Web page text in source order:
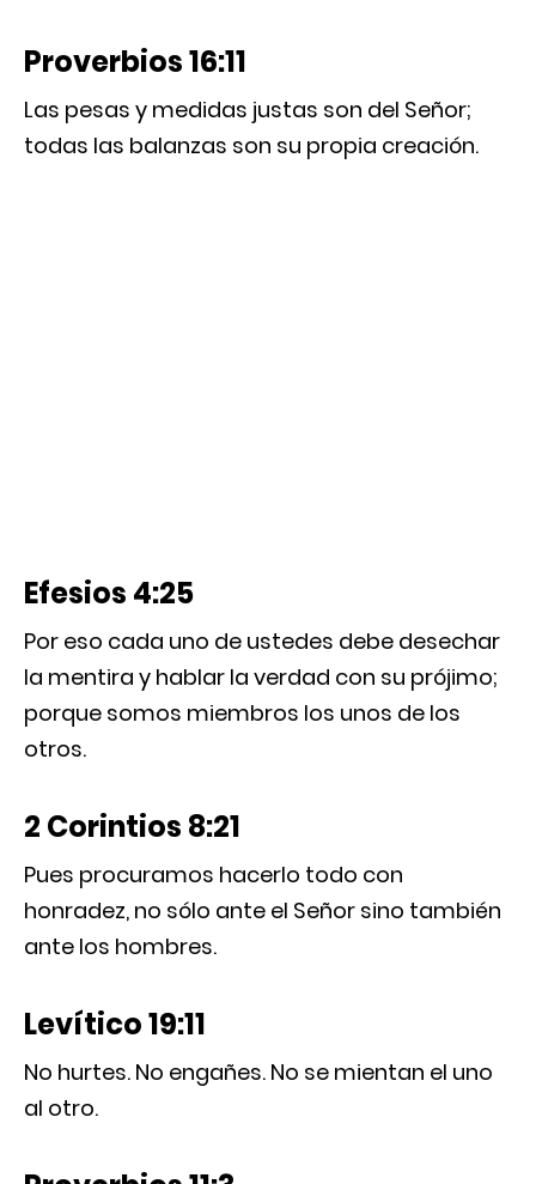
Proverbios 16:11
Las pesas y medidas justas son del Señor;
todas las balanzas son su propia creación.
Efesios 4:25
Por eso cada uno de ustedes debe desechar
la mentira y hablar la verdad con su prójimo;
porque somos miembros los unos de los
otros.
2 Corintios 8:21
Pues procuramos hacerlo todo con
honradez, no sólo ante el Señor sino también
ante los hombres.
Levítico 19:11
No hurtes. No engañes. No se mientan el uno
al otro.